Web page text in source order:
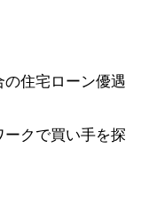
住宅ローン優遇
クで買い手を探